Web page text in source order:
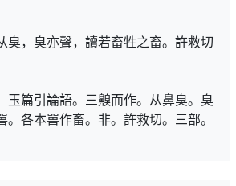
臭，臭亦聲，讀若畜牲之畜。許救切
玉篇引論語。三齅而作。从鼻臭。臭
。各本嘼作畜。非。許救切。三部。